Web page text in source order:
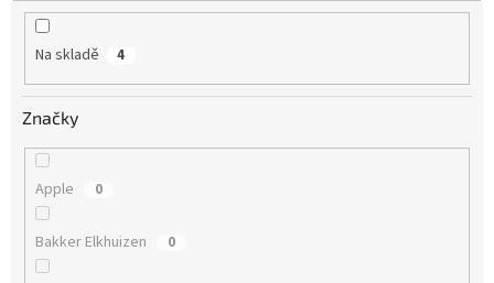
Na skladě 4
Značky
Apple 0
Bakker Elkhuizen 0